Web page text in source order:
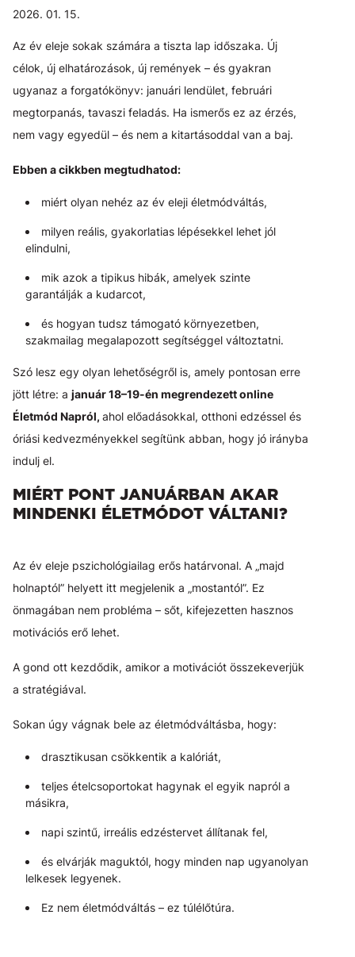
2026. 01. 15.
Az év eleje sokak számára a tiszta lap időszaka. Új
célok, új elhatározások, új remények – és gyakran
ugyanaz a forgatókönyv: januári lendület, februári
megtorpanás, tavaszi feladás. Ha ismerős ez az érzés,
nem vagy egyedül – és nem a kitartásoddal van a baj.
Ebben a cikkben megtudhatod:
miért olyan nehéz az év eleji életmódváltás,
milyen reális, gyakorlatias lépésekkel lehet jól
elindulni,
mik azok a tipikus hibák, amelyek szinte
garantálják a kudarcot,
és hogyan tudsz támogató környezetben,
szakmailag megalapozott segítséggel változtatni.
Szó lesz egy olyan lehetőségről is, amely pontosan erre
jött létre: a január 18–19-én megrendezett online
Életmód Napról, ahol előadásokkal, otthoni edzéssel és
óriási kedvezményekkel segítünk abban, hogy jó irányba
indulj el.
MIÉRT PONT JANUÁRBAN AKAR
MINDENKI ÉLETMÓDOT VÁLTANI?
Az év eleje pszichológiailag erős határvonal. A „majd
holnaptól” helyett itt megjelenik a „mostantól”. Ez
önmagában nem probléma – sőt, kifejezetten hasznos
motivációs erő lehet.
A gond ott kezdődik, amikor a motivációt összekeverjük
a stratégiával.
Sokan úgy vágnak bele az életmódváltásba, hogy:
drasztikusan csökkentik a kalóriát,
teljes ételcsoportokat hagynak el egyik napról a
másikra,
napi szintű, irreális edzéstervet állítanak fel,
és elvárják maguktól, hogy minden nap ugyanolyan
lelkesek legyenek.
Ez nem életmódváltás – ez túlélőtúra.